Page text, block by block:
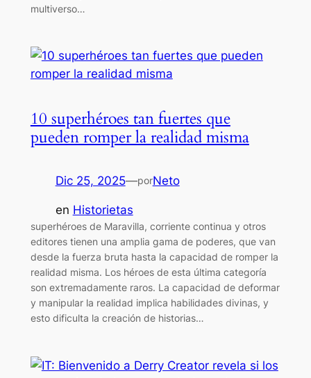
multiverso…
10 superhéroes tan fuertes que
pueden romper la realidad misma
Dic 25, 2025—porNeto
en Historietas
superhéroes de Maravilla, corriente continua y otros
editores tienen una amplia gama de poderes, que van
desde la fuerza bruta hasta la capacidad de romper la
realidad misma. Los héroes de esta última categoría
son extremadamente raros. La capacidad de deformar
y manipular la realidad implica habilidades divinas, y
esto dificulta la creación de historias…